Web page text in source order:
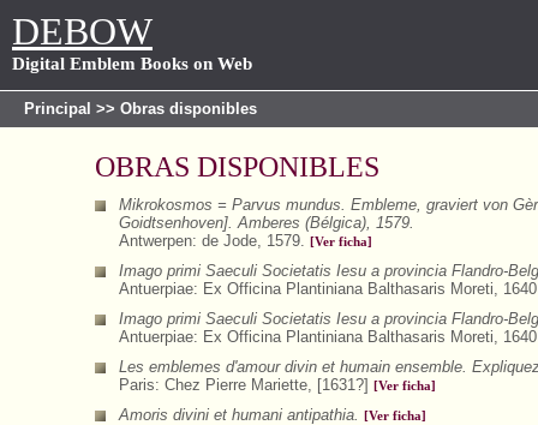
DEBOW
Digital Emblem Books on Web
Principal >> Obras disponibles
OBRAS DISPONIBLES
Mikrokosmos = Parvus mundus. Embleme, graviert von
Goidtsenhoven]. Amberes (Bélgica), 1579.
Antwerpen: de Jode, 1579.
[Ver ficha]
Imago primi Saeculi Societatis Iesu a provincia Flandro-
Antuerpiae: Ex Officina Plantiniana Balthasaris Moreti,
Imago primi Saeculi Societatis Iesu a provincia Flandro-
Antuerpiae: Ex Officina Plantiniana Balthasaris Moreti,
Les emblemes d'amour divin et humain ensemble.
Paris: Chez Pierre Mariette, [1631?]
[Ver ficha]
Amoris divini et humani antipathia. [Ver ficha]